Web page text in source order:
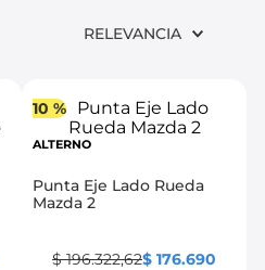
RELEVANCIA
10 %
ALTERNO
Punta Eje Lado Rueda
Mazda 2
$ 196.322,62$ 176.690